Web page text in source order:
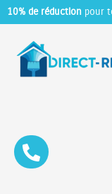
10% de réduction pour